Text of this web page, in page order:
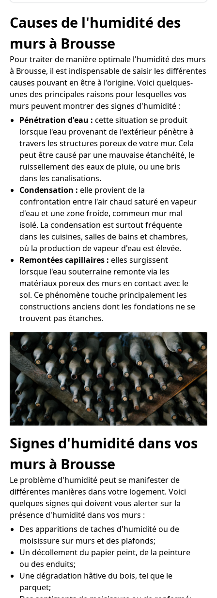
Causes de l'humidité des
murs à Brousse
Pour traiter de manière optimale l'humidité des murs
à Brousse, il est indispensable de saisir les différentes
causes pouvant en être à l'origine. Voici quelques-
unes des principales raisons pour lesquelles vos
murs peuvent montrer des signes d'humidité :
Pénétration d'eau : cette situation se produit
lorsque l'eau provenant de l'extérieur pénètre à
travers les structures poreux de votre mur. Cela
peut être causé par une mauvaise étanchéité, le
ruissellement des eaux de pluie, ou une bris
dans les canalisations.
Condensation : elle provient de la
confrontation entre l'air chaud saturé en vapeur
d'eau et une zone froide, commeun mur mal
isolé. La condensation est surtout fréquente
dans les cuisines, salles de bains et chambres,
où la production de vapeur d'eau est élevée.
Remontées capillaires : elles surgissent
lorsque l'eau souterraine remonte via les
matériaux poreux des murs en contact avec le
sol. Ce phénomène touche principalement les
constructions anciens dont les fondations ne se
trouvent pas étanches.
Signes d'humidité dans vos
murs à Brousse
Le problème d'humidité peut se manifester de
différentes manières dans votre logement. Voici
quelques signes qui doivent vous alerter sur la
présence d'humidité dans vos murs :
Des apparitions de taches d'humidité ou de
moisissure sur murs et des plafonds;
Un décollement du papier peint, de la peinture
ou des enduits;
Une dégradation hâtive du bois, tel que le
parquet;